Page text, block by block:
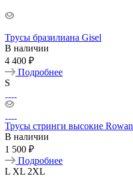
Трусы бразилиана Gisel
В наличии
4 400 ₽
Подробнее
S
Трусы стринги высокие Rowan
В наличии
1 500 ₽
Подробнее
L XL 2XL